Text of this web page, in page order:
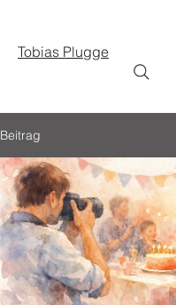
Tobias Plugge
Beitrag